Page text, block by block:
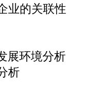
业的关联性
展环境分析
析